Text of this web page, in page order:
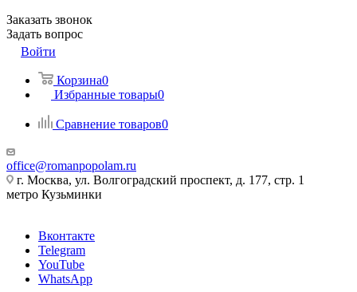
Заказать звонок
Задать вопрос
Войти
Корзина0
Избранные товары0
Сравнение товаров0
office@romanpopolam.ru
г. Москва, ул. Волгоградский проспект, д. 177, стр. 1
метро Кузьминки
Вконтакте
Telegram
YouTube
WhatsApp